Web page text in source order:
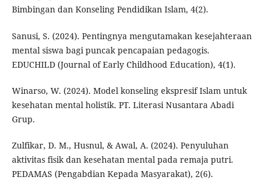
Bimbingan dan Konseling Pendidikan Islam, 4(2).
Sanusi, S. (2024). Pentingnya mengutamakan kesejahteraan
mental siswa bagi puncak pencapaian pedagogis.
EDUCHILD (Journal of Early Childhood Education), 4(1).
Winarso, W. (2024). Model konseling ekspresif Islam untuk
kesehatan mental holistik. PT. Literasi Nusantara Abadi
Grup.
Zulfikar, D. M., Husnul, & Awal, A. (2024). Penyuluhan
aktivitas fisik dan kesehatan mental pada remaja putri.
PEDAMAS (Pengabdian Kepada Masyarakat), 2(6).